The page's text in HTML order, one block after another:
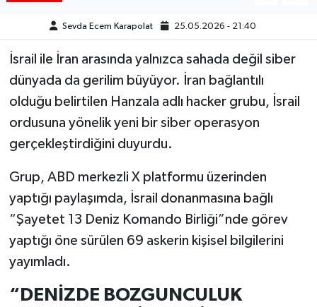
Sevda Ecem Karapolat 25.05.2026 - 21:40
İsrail ile İran arasında yalnızca sahada değil siber
dünyada da gerilim büyüyor. İran bağlantılı
olduğu belirtilen Hanzala adlı hacker grubu, İsrail
ordusuna yönelik yeni bir siber operasyon
gerçekleştirdiğini duyurdu.
Grup, ABD merkezli X platformu üzerinden
yaptığı paylaşımda, İsrail donanmasına bağlı
“Şayetet 13 Deniz Komando Birliği”nde görev
yaptığı öne sürülen 69 askerin kişisel bilgilerini
yayımladı.
“DENİZDE BOZGUNCULUK